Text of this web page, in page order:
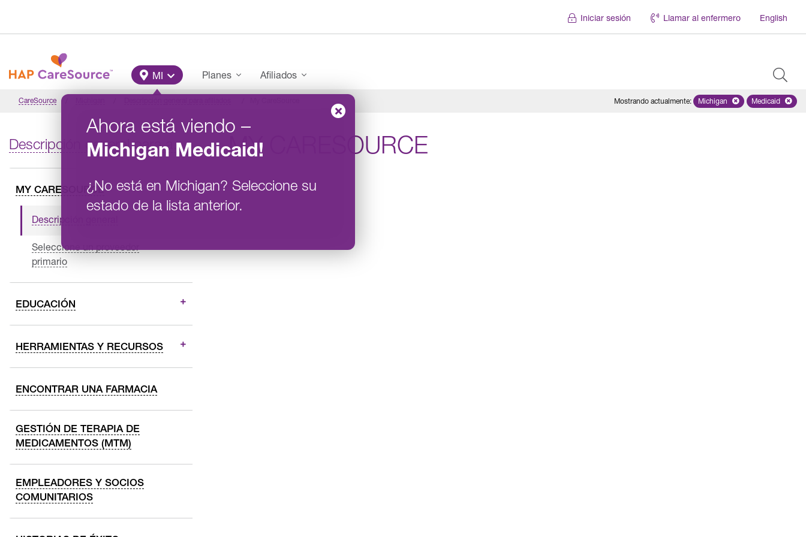
Iniciar sesión Llamar al enfermero English
Main Menu
MI
Ahora está viendo –
Michigan Medicaid!
¿No está en Michigan? Seleccione su
estado de la lista anterior.
Planes Afiliados
CareSource Mostrando actualmente: Remove selected state
Michigan Remove
Medicaid
Descripción general para afiliados
MY CARESOURCE
Descripción general
Seleccione un proveedor
primario
EDUCACIÓN
HERRAMIENTAS Y RECURSOS
ENCONTRAR UNA FARMACIA
GESTIÓN DE TERAPIA DE
MEDICAMENTOS (MTM)
EMPLEADORES Y SOCIOS
COMUNITARIOS
MY CARESOURCE